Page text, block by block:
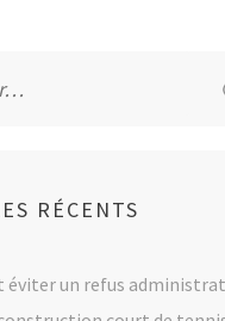
RÉCENTS
éviter un refus